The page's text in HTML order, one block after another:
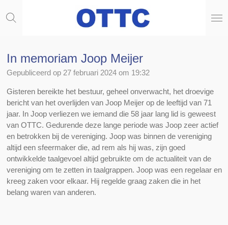
direct
hoofdinhoud
In memoriam Joop Meijer
Gepubliceerd op 27 februari 2024 om 19:32
Gisteren bereikte het bestuur, geheel onverwacht, het droevige
bericht van het overlijden van Joop Meijer op de leeftijd van 71
jaar. In Joop verliezen we iemand die 58 jaar lang lid is geweest
van OTTC. Gedurende deze lange periode was Joop zeer actief
en betrokken bij de vereniging. Joop was binnen de vereniging
altijd een sfeermaker die, ad rem als hij was, zijn goed
ontwikkelde taalgevoel altijd gebruikte om de actualiteit van de
vereniging om te zetten in taalgrappen. Joop was een regelaar en
kreeg zaken voor elkaar. Hij regelde graag zaken die in het
belang waren van anderen.